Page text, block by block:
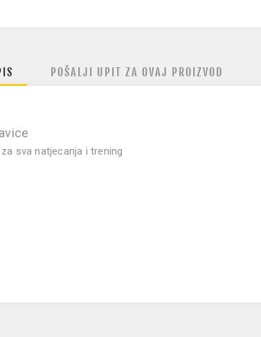
POŠALJI UPIT ZA OVAJ PROIZVOD
sva natjecanja i trening